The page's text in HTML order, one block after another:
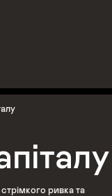
ривка та